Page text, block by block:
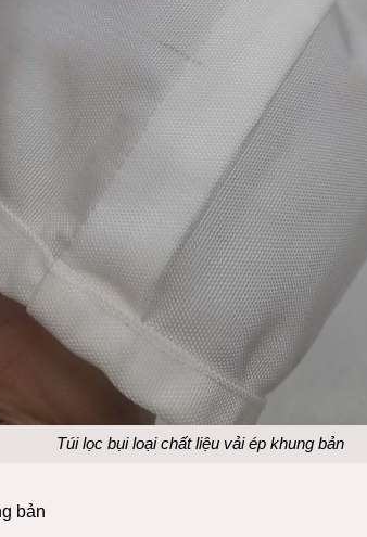
Túi lọc bụi loại chất liệu vải ép khung bản
bản